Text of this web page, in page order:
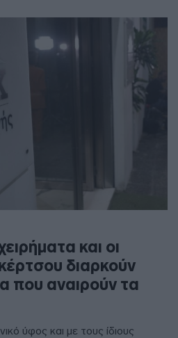
και οι
διαρκούν
που αναιρούν τα
ύφος και με τους ίδιους